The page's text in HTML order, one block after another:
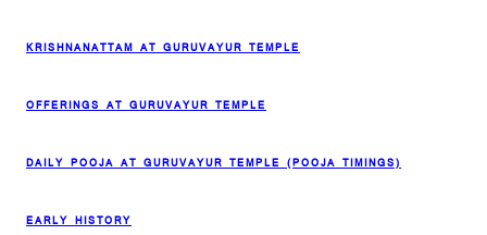
KRISHNANATTAM AT GURUVAYUR TEMPLE
OFFERINGS AT GURUVAYUR TEMPLE
DAILY POOJA AT GURUVAYUR TEMPLE (POOJA TIMINGS)
EARLY HISTORY